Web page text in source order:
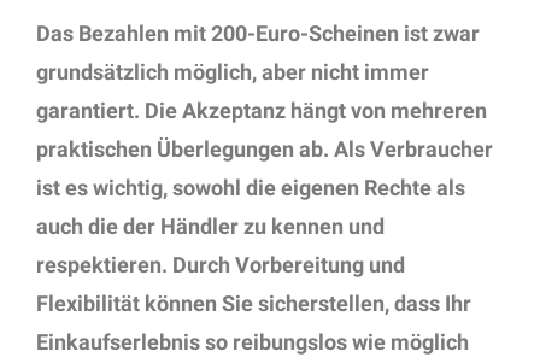
Das Bezahlen mit 200-Euro-Scheinen ist zwar
grundsätzlich möglich, aber nicht immer
garantiert. Die Akzeptanz hängt von mehreren
praktischen Überlegungen ab. Als Verbraucher
ist es wichtig, sowohl die eigenen Rechte als
auch die der Händler zu kennen und
respektieren. Durch Vorbereitung und
Flexibilität können Sie sicherstellen, dass Ihr
Einkaufserlebnis so reibungslos wie möglich